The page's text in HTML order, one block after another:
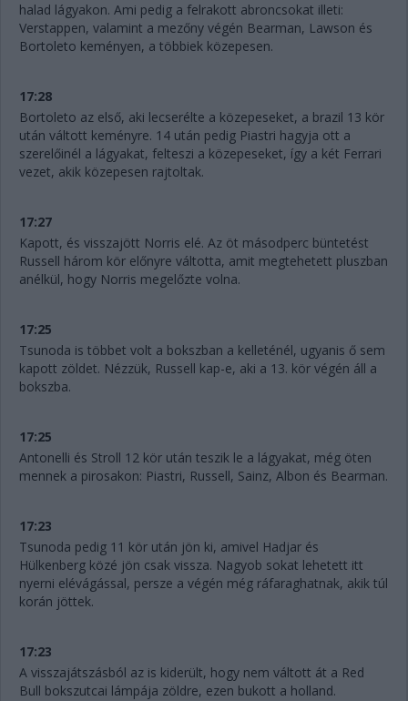
halad lágyakon. Ami pedig a felrakott abroncsokat illeti:
Verstappen, valamint a mezőny végén Bearman, Lawson és
Bortoleto keményen, a többiek közepesen.
17:28
Bortoleto az első, aki lecserélte a közepeseket, a brazil 13 kör
után váltott keményre. 14 után pedig Piastri hagyja ott a
szerelőinél a lágyakat, felteszi a közepeseket, így a két Ferrari
vezet, akik közepesen rajtoltak.
17:27
Kapott, és visszajött Norris elé. Az öt másodperc büntetést
Russell három kör előnyre váltotta, amit megtehetett pluszban
anélkül, hogy Norris megelőzte volna.
17:25
Tsunoda is többet volt a bokszban a kelleténél, ugyanis ő sem
kapott zöldet. Nézzük, Russell kap-e, aki a 13. kör végén áll a
bokszba.
17:25
Antonelli és Stroll 12 kör után teszik le a lágyakat, még öten
mennek a pirosakon: Piastri, Russell, Sainz, Albon és Bearman.
17:23
Tsunoda pedig 11 kör után jön ki, amivel Hadjar és
Hülkenberg közé jön csak vissza. Nagyob sokat lehetett itt
nyerni elévágással, persze a végén még ráfaraghatnak, akik túl
korán jöttek.
17:23
A visszajátszásból az is kiderült, hogy nem váltott át a Red
Bull bokszutcai lámpája zöldre, ezen bukott a holland.